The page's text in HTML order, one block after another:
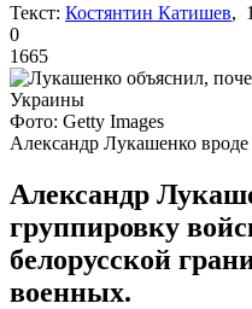
Текст: Костянтин Катишев,
0
1665
Фото: Getty Images
Александр Лукашенко
Александр
группировку
белорусской
военных.